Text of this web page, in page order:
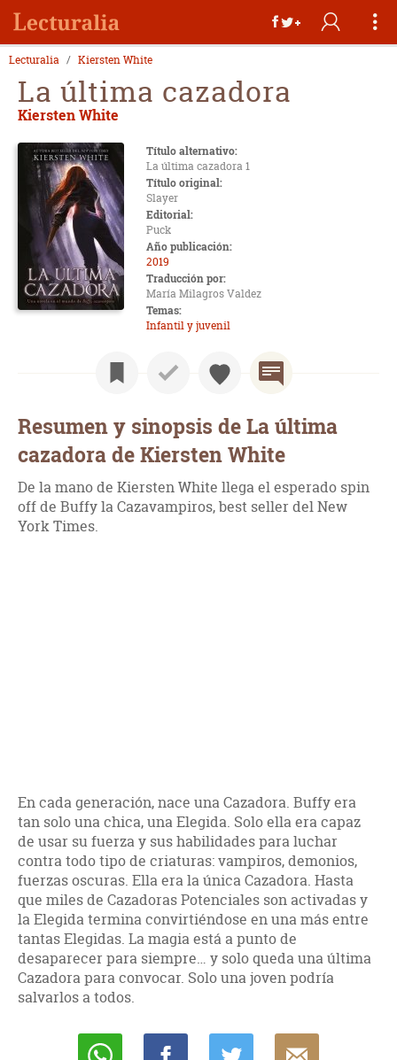
Lecturalia Kiersten White
La última cazadora
Kiersten White
Título alternativo:
La última cazadora 1
Título original:
Slayer
Editorial:
Puck
Año publicación:
2019
Traducción por:
María Milagros Valdez
Temas:
Infantil y juvenil
Resumen y sinopsis de La última
cazadora de Kiersten White
De la mano de Kiersten White llega el esperado spin
off de Buffy la Cazavampiros, best seller del New
York Times.
En cada generación, nace una Cazadora. Buffy era
tan solo una chica, una Elegida. Solo ella era capaz
de usar su fuerza y sus habilidades para luchar
contra todo tipo de criaturas: vampiros, demonios,
fuerzas oscuras. Ella era la única Cazadora. Hasta
que miles de Cazadoras Potenciales son activadas y
la Elegida termina convirtiéndose en una más entre
tantas Elegidas. La magia está a punto de
desaparecer para siempre… y solo queda una última
Cazadora para convocar. Solo una joven podría
salvarlos a todos.